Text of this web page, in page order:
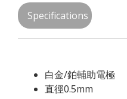
Specifications
白金/鉑輔助電極
直徑0.5mm